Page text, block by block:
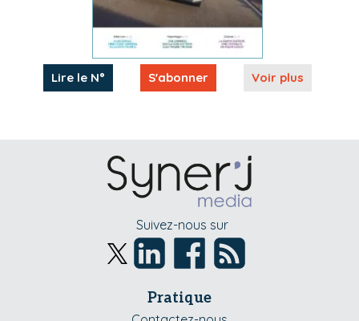
Lire le N° S'abonner Voir plus
Suivez-nous sur
Pratique